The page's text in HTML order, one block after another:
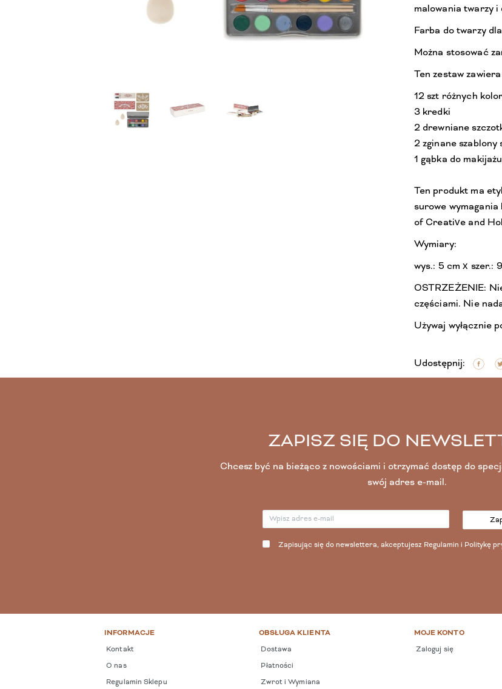
malowania twarzy i
Farba do twarzy
Można stosować
Ten zestaw
12 szt różnych
3 kredki
2 drewniane
2 zginane szablony
1 gąbka do makijażu
Ten produkt ma
surowe
of Creative and
Wymiary:
wys.: 5 cm x szer.:
OSTRZEŻENIE:
częściami. Nie
Używaj wyłącznie
Udostępnij:
ZAPISZ SIĘ DO
Chcesz być na bieżąco z nowościami i otrzymać dostęp do
swój adres e-mail.
Zapisując się do newslettera, akceptujesz Regulamin i Politykę
INFORMACJE
Kontakt
O nas
Regulamin Sklepu
OBSŁUGA KLIENTA
Dostawa
Płatności
Zwrot i Wymiana
MOJE KONTO
Zaloguj się